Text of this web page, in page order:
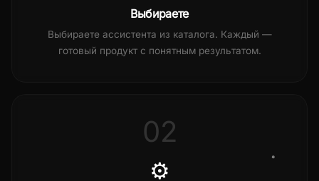
Выбираете
Выбираете ассистента из каталога. Каждый —
готовый продукт с понятным результатом.
02
⚙️